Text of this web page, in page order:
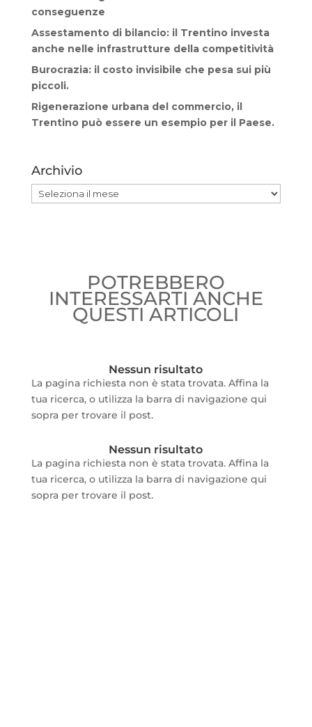
conseguenze
Assestamento di bilancio: il Trentino investa
anche nelle infrastrutture della competitività
Burocrazia: il costo invisibile che pesa sui più
piccoli.
Rigenerazione urbana del commercio, il
Trentino può essere un esempio per il Paese.
Archivio
Archivio
POTREBBERO
INTERESSARTI ANCHE
QUESTI ARTICOLI
Nessun risultato
La pagina richiesta non è stata trovata. Affina la
tua ricerca, o utilizza la barra di navigazione qui
sopra per trovare il post.
Nessun risultato
La pagina richiesta non è stata trovata. Affina la
tua ricerca, o utilizza la barra di navigazione qui
sopra per trovare il post.